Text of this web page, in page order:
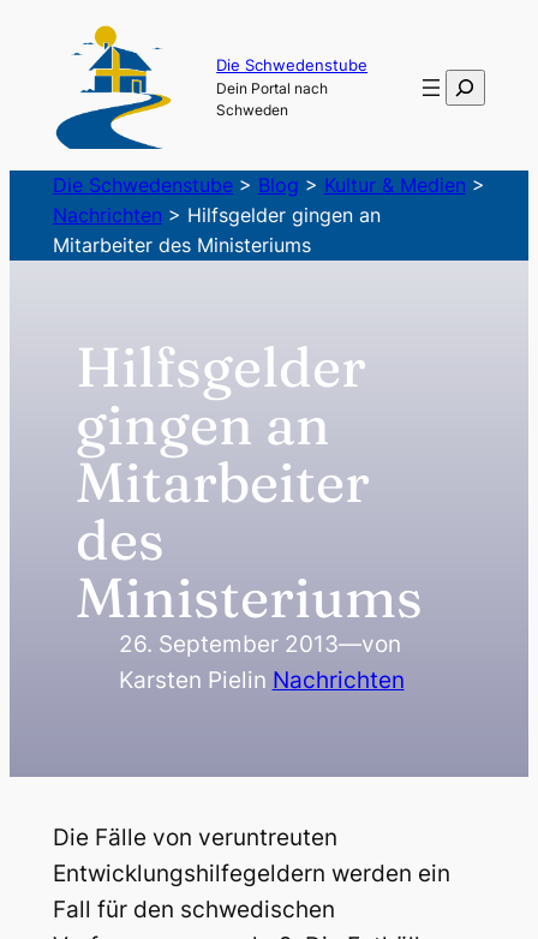
springen
Die Schwedenstube
Dein Portal nach
Schweden
Suchen
Die Schwedenstube> Blog > Kultur & Medien >
Nachrichten > Hilfsgelder gingen an
Mitarbeiter des Ministeriums
Hilfsgelder
gingen an
Mitarbeiter
des
Ministeriums
26. September 2013—von
Karsten Pielin Nachrichten
Die Fälle von veruntreuten
Entwicklungshilfegeldern werden ein
Fall für den schwedischen